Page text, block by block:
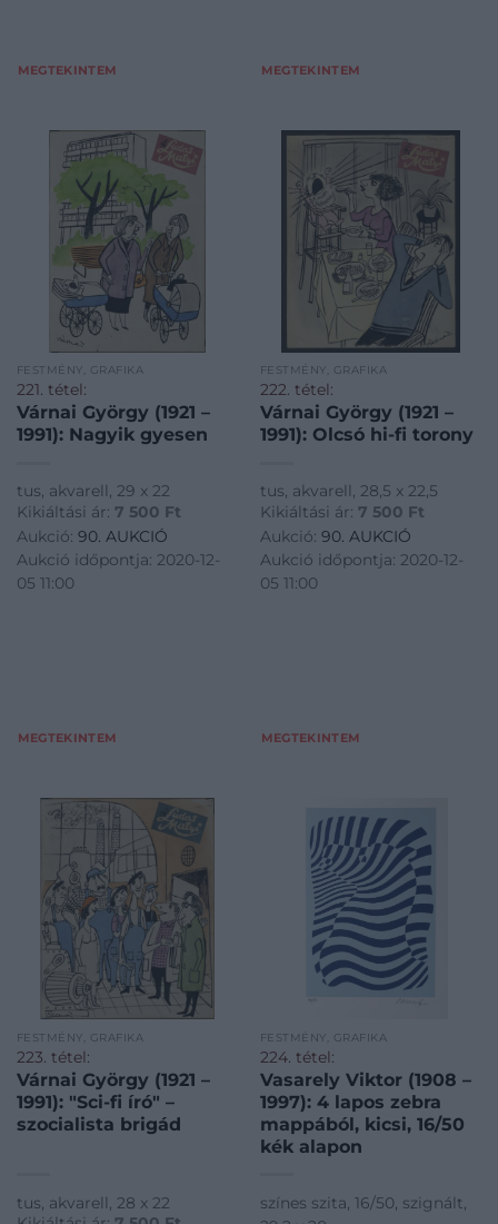
MEGTEKINTEM MEGTEKINTEM
FESTMÉNY, GRAFIKA
221. tétel:
Várnai György (1921 –
1991): Nagyik gyesen
tus, akvarell, 29 x 22
Kikiáltási ár: 7 500 Ft
Aukció: 90. AUKCIÓ
Aukció időpontja: 2020-12-
05 11:00
MEGTEKINTEM
FESTMÉNY, GRAFIKA
222. tétel:
Várnai György (1921 –
1991): Olcsó hi-fi torony
tus, akvarell, 28,5 x 22,5
Kikiáltási ár: 7 500 Ft
Aukció: 90. AUKCIÓ
Aukció időpontja: 2020-12-
05 11:00
MEGTEKINTEM
FESTMÉNY, GRAFIKA
223. tétel:
Várnai György (1921 –
1991): "Sci-fi író" –
szocialista brigád
tus, akvarell, 28 x 22
FESTMÉNY, GRAFIKA
224. tétel:
Vasarely Viktor (1908 –
1997): 4 lapos zebra
mappából, kicsi, 16/50
kék alapon
színes szita, 16/50, szignált,